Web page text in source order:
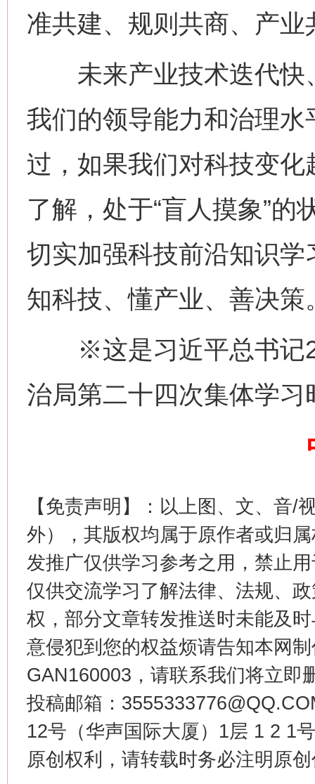
准共建、规则共商、产业
未来产业技术迭代快
我们的领导能力和治理
过，如果我们对科技变
了解，处于“盲人摸象”
切实加强科技前沿知识
知科技、懂产业、善决策
※这是习近平总书记
治局第二十四次集体学
【免责声明】：以上图、文、音/
外），其版权均属于原作者或归
发推广仅供学习参考之用，禁止
仅供交流学习了解法律、法规、
权，部分文章转发推送时未能及
意侵犯到您的权益烦请告知本网
GAN160003，请联系我们将立即
投稿邮箱：
12号（华声国际大厦）1层 1 2 1
原创权利，请转载时务必注明原
网上购药对药下症？
在谋一域中谋全局
今